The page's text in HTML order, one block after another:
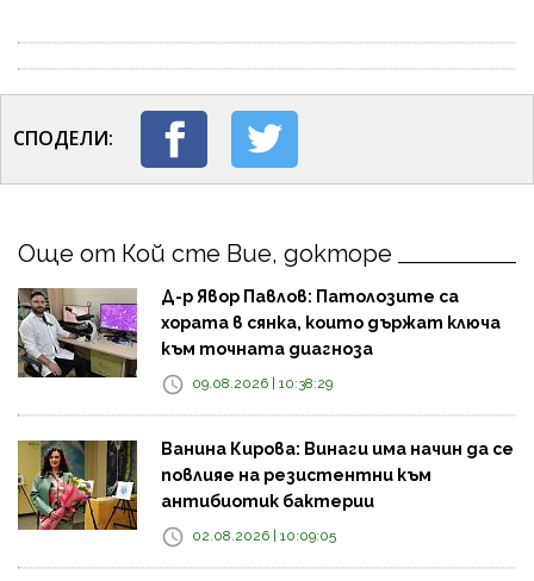
СПОДЕЛИ:
Още от Кой сте Вие, докторе
Д-р Явор Павлов: Патолозите са
хората в сянка, които държат ключа
към точната диагноза
09.08.2026 | 10:38:29
Ванина Кирова: Винаги има начин да се
повлияе на резистентни към
антибиотик бактерии
02.08.2026 | 10:09:05